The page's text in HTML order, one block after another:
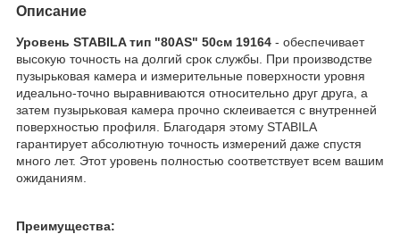
Описание
Уровень STABILA тип "80AS" 50см 19164 - обеспечивает
высокую точность на долгий срок службы. При производстве
пузырьковая камера и измерительные поверхности уровня
идеально-точно выравниваются относительно друг друга, а
затем пузырьковая камера прочно склеивается с внутренней
поверхностью профиля. Благодаря этому STABILA
гарантирует абсолютную точность измерений даже спустя
много лет. Этот уровень полностью соответствует всем вашим
ожиданиям.
Преимущества: